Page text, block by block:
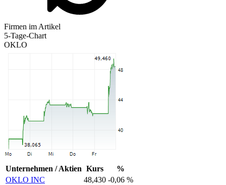
Firmen im Artikel
5-Tage-Chart
OKLO
Unternehmen / Aktien Kurs
%
OKLO INC
48,430 -0,06 %